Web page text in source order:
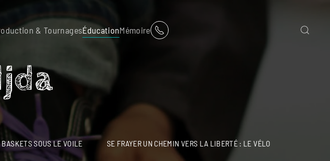
& TournagesÉducationMémoire
SOUS LE VOILE SE FRAYER UN CHEMIN VERS LA LIBERTÉ : LE VÉLO